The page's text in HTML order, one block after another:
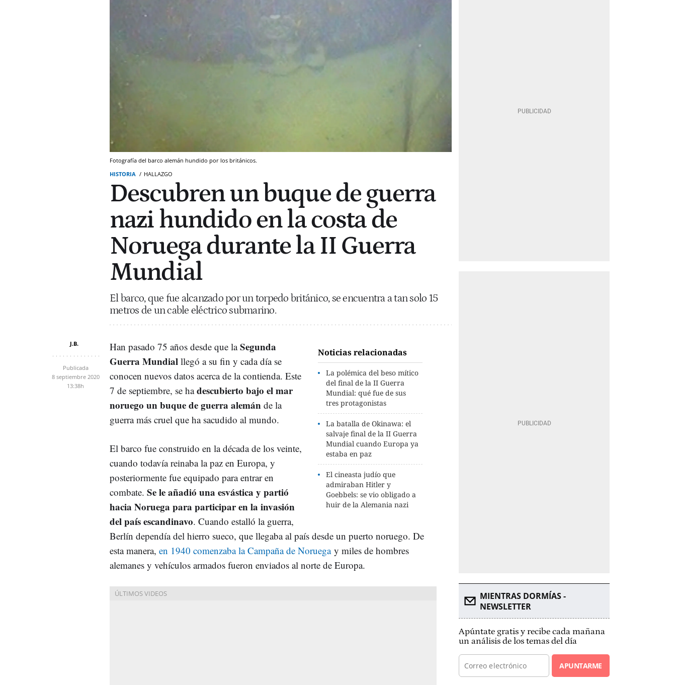
Fotografía del barco alemán hundido por los británicos.
HISTORIA
HALLAZGO
Descubren un buque de guerra
nazi hundido en la costa de
Noruega durante la II Guerra
Mundial
El barco, que fue alcanzado por un torpedo británico, se encuentra a tan solo 15
metros de un cable eléctrico submarino.
J.B.
Publicada
8 septiembre 2020
13:38h
Noticias relacionadas
La polémica del beso mítico
del final de la II Guerra
Mundial: qué fue de sus
tres protagonistas
La batalla de Okinawa: el
salvaje final de la II Guerra
Mundial cuando Europa ya
estaba en paz
El cineasta judío que
admiraban Hitler y
Goebbels: se vio obligado a
huir de la Alemania nazi
Han pasado 75 años desde que laSegunda
Guerra Mundial llegó a su fin y cada día se
conocen nuevos datos acerca de la contienda. Este
7 de septiembre, se hadescubierto bajo el mar
noruego un buque de guerra alemán de la
guerra más cruel que ha sacudido al mundo.
El barco fue construido en la década de los veinte,
cuando todavía reinaba la paz en Europa, y
posteriormente fue equipado para entrar en
combate. Se le añadió una esvástica y partió
hacia Noruega para participar en la invasión
del país escandinavo. Cuando estalló la guerra,
Berlín dependía del hierro sueco, que llegaba al país desde un puerto noruego. De
esta manera, en 1940 comenzaba la Campaña de Noruegay miles de hombres
alemanes y vehículos armados fueron enviados al norte de Europa.
MIENTRAS DORMÍAS -
NEWSLETTER
Apúntate gratis y recibe cada mañana
un análisis de los temas del día
APUNTARME